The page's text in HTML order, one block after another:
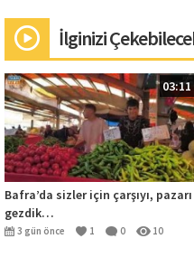
İlginizi
03:11
Bafra’da sizler için çarşıyı, pazarı
gezdik…
3 gün önce 1 0 10